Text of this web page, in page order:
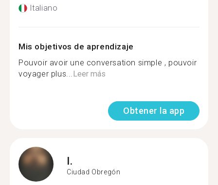
Italiano
Mis objetivos de aprendizaje
Pouvoir avoir une conversation simple , pouvoir
voyager plus...Leer más
Obtener la app
I.
Ciudad Obregón